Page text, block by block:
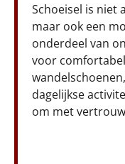
Schoeisel is niet
maar ook een
onderdeel van
voor
dagelijkse
om met